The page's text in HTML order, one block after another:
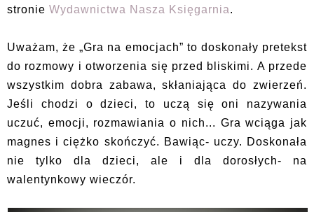
stronie Wydawnictwa Nasza Księgarnia.
Uważam, że „Gra na emocjach” to doskonały pretekst
do rozmowy i otworzenia się przed bliskimi. A przede
wszystkim dobra zabawa, skłaniająca do zwierzeń.
Jeśli chodzi o dzieci, to uczą się oni nazywania
uczuć, emocji, rozmawiania o nich... Gra wciąga jak
magnes i ciężko skończyć. Bawiąc- uczy. Doskonała
nie tylko dla dzieci, ale i dla dorosłych- na
walentynkowy wieczór.